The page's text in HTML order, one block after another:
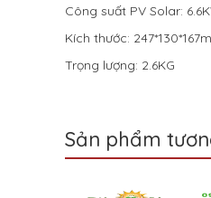
Công suất PV Solar:
Kích thước:
Trọng lượng: 2.6KG
Sản phẩm